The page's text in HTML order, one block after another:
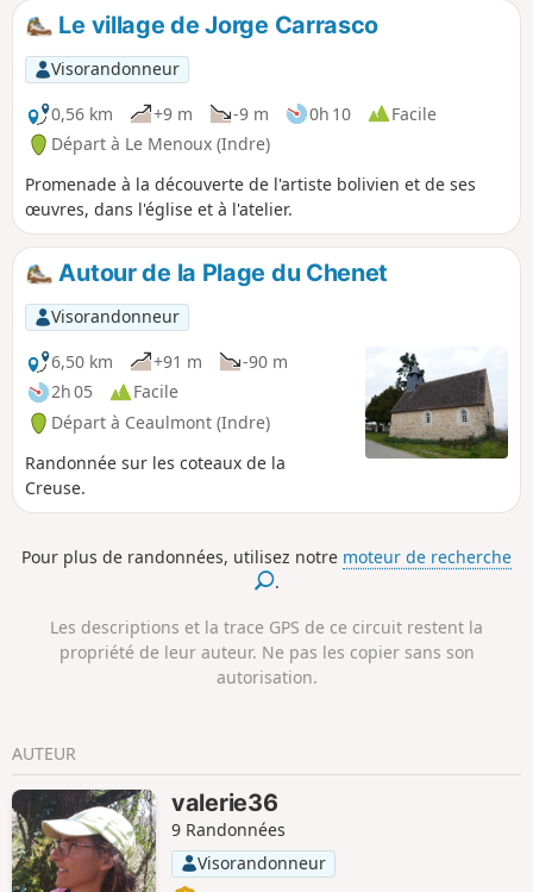
Le village de Jorge Carrasco
Visorandonneur
0,56 km
+9 m -9 m 0h 10
Facile
Départ à Le Menoux (Indre)
Promenade à la découverte de l'artiste bolivien et de ses
œuvres, dans l'église et à l'atelier.
Autour de la Plage du Chenet
Visorandonneur
6,50 km
+91 m
-90 m
2h 05
Facile
Départ à Ceaulmont (Indre)
Randonnée sur les coteaux de la
Creuse.
Pour plus de randonnées, utilisez notre moteur de recherche
.
Les descriptions et la trace GPS de ce circuit restent la
propriété de leur auteur. Ne pas les copier sans son
autorisation.
AUTEUR
valerie36
9 Randonnées
Visorandonneur